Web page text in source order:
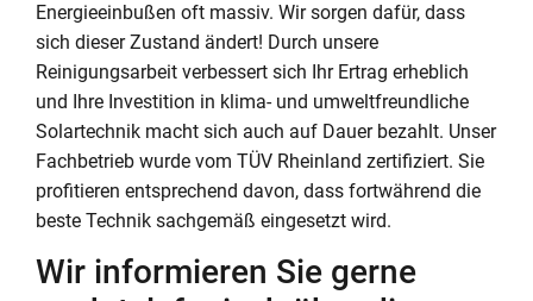
Energieeinbußen oft massiv. Wir sorgen dafür, dass
sich dieser Zustand ändert! Durch unsere
Reinigungsarbeit verbessert sich Ihr Ertrag erheblich
und Ihre Investition in klima- und umweltfreundliche
Solartechnik macht sich auch auf Dauer bezahlt. Unser
Fachbetrieb wurde vom TÜV Rheinland zertifiziert. Sie
profitieren entsprechend davon, dass fortwährend die
beste Technik sachgemäß eingesetzt wird.
Wir informieren Sie gerne